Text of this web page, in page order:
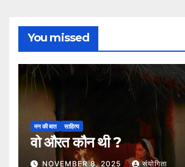
You missed
मन की बात साहित्य
वो औरत कौन थी ?
NOVEMBER 8, 2025 संयोगिता